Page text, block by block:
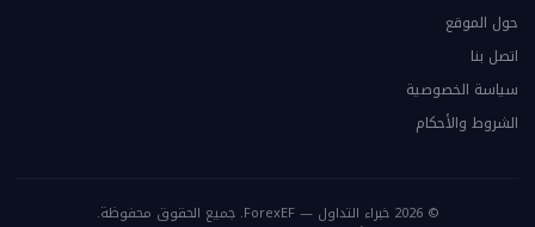
حول الموقع
اتصل بنا
سياسة الخصوصية
الشروط والأحكام
© 2026 خبراء التداول — ForexEF. جميع الحقوق محفوظة.